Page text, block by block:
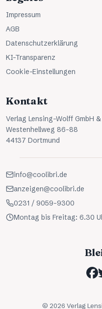
Impressum
AGB
Datenschutzerklärung
KI-Transparenz
Cookie-Einstellungen
Kontakt
Verlag Lensing-Wolff GmbH &
Westenhellweg 86-88
44137 Dortmund
info@coolibri.de
anzeigen@coolibri.de
0231 / 9059-9300
Montag bis Freitag: 6.30
© 2026 Verlag